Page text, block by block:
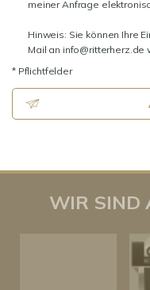
meiner Anfrage
Hinweis: Sie können Ihre
Mail an info@ritterherz.de
* Pflichtfelder
WIR SIND